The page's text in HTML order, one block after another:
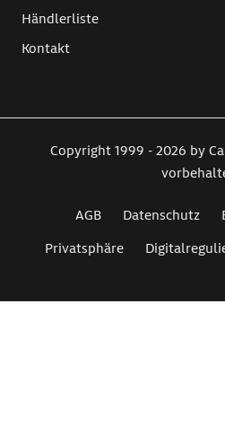
Händlerliste
Kontakt
Copyright 1999 - 2026 by
AGB Datenschutz
Privatsphäre